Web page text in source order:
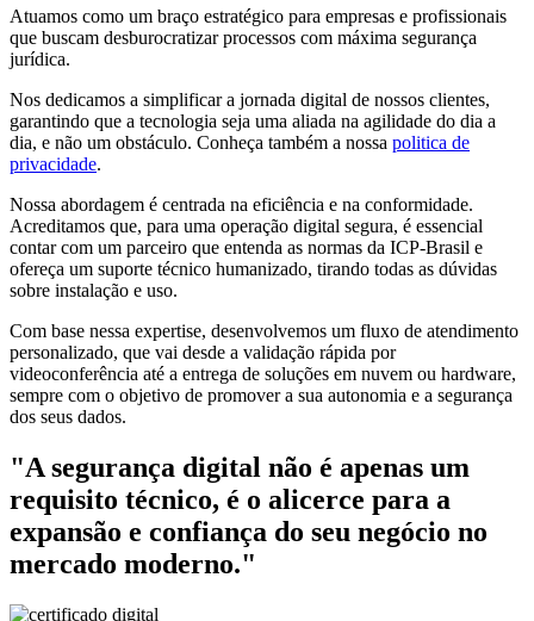
Atuamos como um braço estratégico para empresas e profissionais
que buscam desburocratizar processos com máxima segurança
jurídica.
Nos dedicamos a simplificar a jornada digital de nossos clientes,
garantindo que a tecnologia seja uma aliada na agilidade do dia a
dia, e não um obstáculo. Conheça também a nossa politica de
privacidade.
Nossa abordagem é centrada na eficiência e na conformidade.
Acreditamos que, para uma operação digital segura, é essencial
contar com um parceiro que entenda as normas da ICP-Brasil e
ofereça um suporte técnico humanizado, tirando todas as dúvidas
sobre instalação e uso.
Com base nessa expertise, desenvolvemos um fluxo de atendimento
personalizado, que vai desde a validação rápida por
videoconferência até a entrega de soluções em nuvem ou hardware,
sempre com o objetivo de promover a sua autonomia e a segurança
dos seus dados.
"A segurança digital não é apenas um
requisito técnico, é o alicerce para a
expansão e confiança do seu negócio no
mercado moderno."